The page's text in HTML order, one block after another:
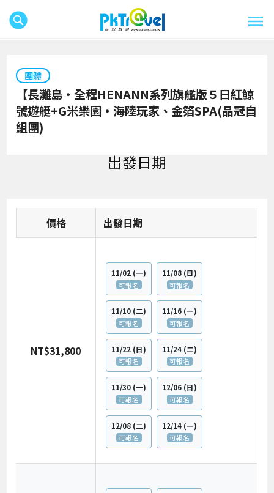
團體
【長灘島‧全程HENANN系列旗艦版５日紅鯨
號遊艇+G米樂園‧海陸玩家、金箔SPA(品冠自
組團)
出發日期
價格 日期
NT$31,800
11/02 (一)
可報名
11/08 (日)
可報名
11/10 (二)
可報名
11/16 (一)
可報名
11/22 (日)
可報名
11/24 (二)
可報名
11/30 (一)
可報名
12/06 (日)
可報名
12/08 (二)
可報名
12/14 (一)
可報名